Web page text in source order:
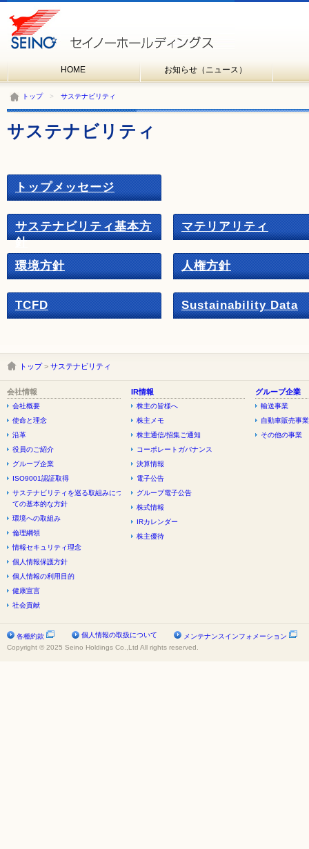
HOME お知らせ（ニュース）
トップ> サステナビリティ
サステナビリティ
トップメッセージ
サステナビリティ基本方
針
マテリアリティ
環境方針 人権方針
TCFD Sustainability Data
トップ> サステナビリティ
会社情報
会社概要
使命と理念
沿革
役員のご紹介
グループ企業
ISO9001認証取得
サステナビリティを巡る取組みについ
ての基本的な方針
環境への取組み
倫理綱領
情報セキュリティ理念
個人情報保護方針
個人情報の利用目的
健康宣言
社会貢献
IR情報
株主の皆様へ
株主メモ
株主通信/招集ご通知
コーポレートガバナンス
決算情報
電子公告
グループ電子公告
株式情報
IRカレンダー
株主優待
グループ企業
輸送事業
自動車販売事業
その他の事業
各種約款 個人情報の取扱について
メンテナンスインフォメーション
Copyright © 2025 Seino Holdings Co.,Ltd All rights reserved.